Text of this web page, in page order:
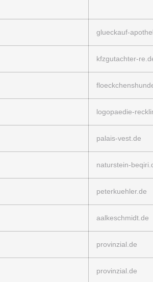
glueckauf-
kfzgutachter-
logopaedie-
palais-vest.de
naturstein-
peterkuehler.de
aalkeschmidt.de
provinzial.de
provinzial.de